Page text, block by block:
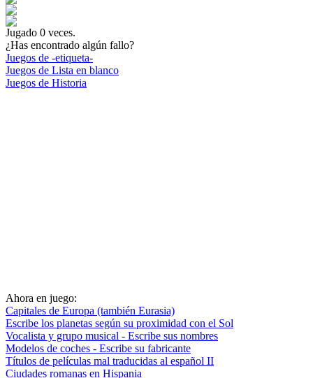
Jugado 0 veces.
¿Has encontrado algún fallo?
Juegos de -etiqueta-
Juegos de Lista en blanco
Juegos de Historia
Ahora en juego:
Capitales de Europa (también Eurasia)
Escribe los planetas según su proximidad con el Sol
Vocalista y grupo musical - Escribe sus nombres
Modelos de coches - Escribe su fabricante
Títulos de películas mal traducidas al español II
Ciudades romanas en Hispania